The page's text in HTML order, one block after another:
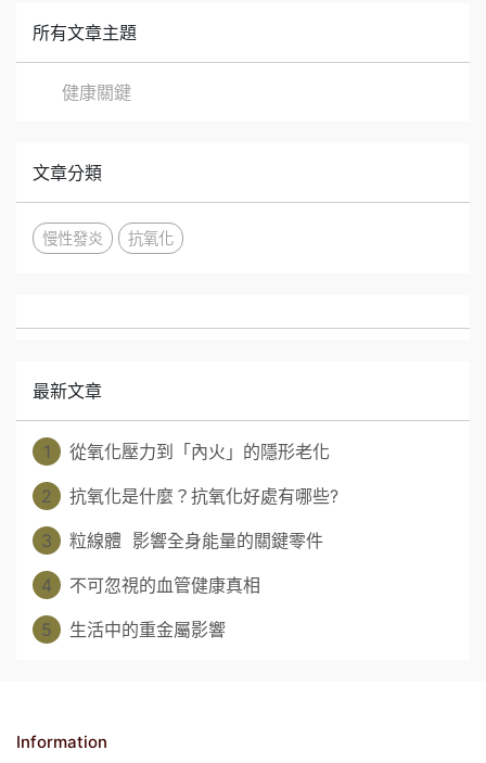
所有文章主題
健康關鍵
文章分類
慢性發炎 抗氧化
最新文章
1 從氧化壓力到「內火」的隱形老化
2 抗氧化是什麼？抗氧化好處有哪些?
3 粒線體 影響全身能量的關鍵零件
4 不可忽視的血管健康真相
5 生活中的重金屬影響
Information